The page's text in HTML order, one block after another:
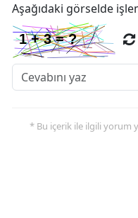
Aşağıdaki görselde
* Bu içerik ile ilgili yorum